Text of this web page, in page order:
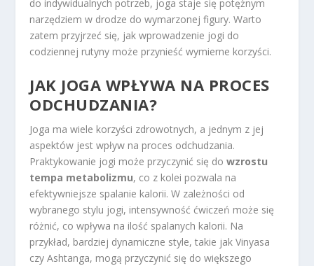
do indywidualnych potrzeb, joga staje się potężnym
narzędziem w drodze do wymarzonej figury. Warto
zatem przyjrzeć się, jak wprowadzenie jogi do
codziennej rutyny może przynieść wymierne korzyści.
JAK JOGA WPŁYWA NA PROCES
ODCHUDZANIA?
Joga ma wiele korzyści zdrowotnych, a jednym z jej
aspektów jest wpływ na proces odchudzania.
Praktykowanie jogi może przyczynić się dowzrostu
tempa metabolizmu, co z kolei pozwala na
efektywniejsze spalanie kalorii. W zależności od
wybranego stylu jogi, intensywność ćwiczeń może się
różnić, co wpływa na ilość spalanych kalorii. Na
przykład, bardziej dynamiczne style, takie jak Vinyasa
czy Ashtanga, mogą przyczynić się do większego